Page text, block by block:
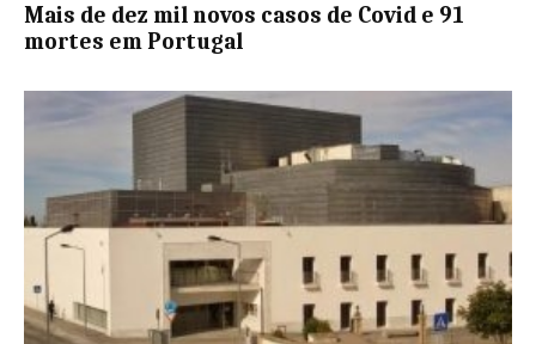
Mais de dez mil novos casos de Covid e 91
mortes em Portugal